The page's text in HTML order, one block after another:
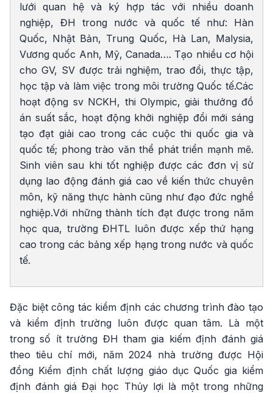
lưới quan hệ và ký hợp tác với nhiều doanh
nghiệp, ĐH trong nước và quốc tế như: Hàn
Quốc, Nhật Bản, Trung Quốc, Hà Lan, Malysia,
Vương quốc Anh, Mỹ, Canada…. Tạo nhiều cơ hội
cho GV, SV được trải nghiệm, trao đổi, thực tập,
học tập và làm việc trong môi trường Quốc tế.Các
hoạt động sv NCKH, thi Olympic, giải thưởng đồ
án suất sắc, hoạt động khởi nghiệp đổi mới sáng
tạo đạt giải cao trong các cuộc thi quốc gia và
quốc tế; phong trào văn thể phát triển mạnh mẽ.
Sinh viên sau khi tốt nghiệp được các đơn vị sử
dụng lao động đánh giá cao về kiến thức chuyên
môn, kỹ năng thực hành cũng như đạo đức nghề
nghiệp.Với những thành tích đạt được trong năm
học qua, trường ĐHTL luôn được xếp thứ hạng
cao trong các bảng xếp hạng trong nước và quốc
tế.
Đặc biệt công tác kiểm định các chương trình đào tạo
và kiểm định trường luôn được quan tâm. Là một
trong số ít trường ĐH tham gia kiếm định đánh giá
theo tiêu chí mới, năm 2024 nhà trường được Hội
đồng Kiểm định chất lượng giáo dục Quốc gia kiểm
định đánh giá Đại học Thủy lợi là một trong những